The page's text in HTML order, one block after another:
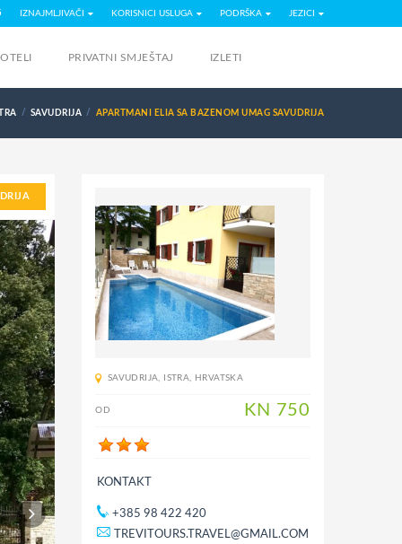
IZNAJMLJIVAČI KORISNICI USLUGA PODRŠKA JEZICI
PRIVATNI SMJEŠTAJ IZLETI
SAVUDRIJA APARTMANI ELIA SA BAZENOM UMAG SAVUDRIJA
SAVUDRIJA, ISTRA, HRVATSKA
OD KN 750
KONTAKT
+385 98 422 420
TREVITOURS.TRAVEL@GMAIL.COM